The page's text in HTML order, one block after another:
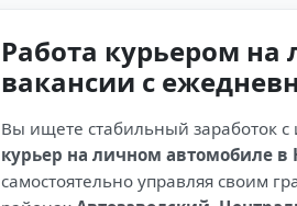
Работа курьером
вакансии с
Вы ищете стабильный заработок с
курьер на личном автомобиле
самостоятельно управляя своим